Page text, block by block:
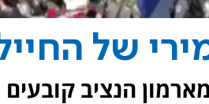
של
הנציב